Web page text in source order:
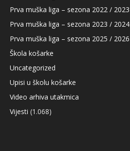
Prva muška liga – sezona 2022 / 2023
Prva muška liga – sezona 2023 / 2024
Prva muška liga – sezona 2025 / 2026
Škola košarke
Uncategorized
Upisi u školu košarke
Video arhiva utakmica
Vijesti (1.068)